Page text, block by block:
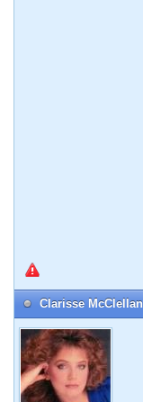
Clarisse McClellan